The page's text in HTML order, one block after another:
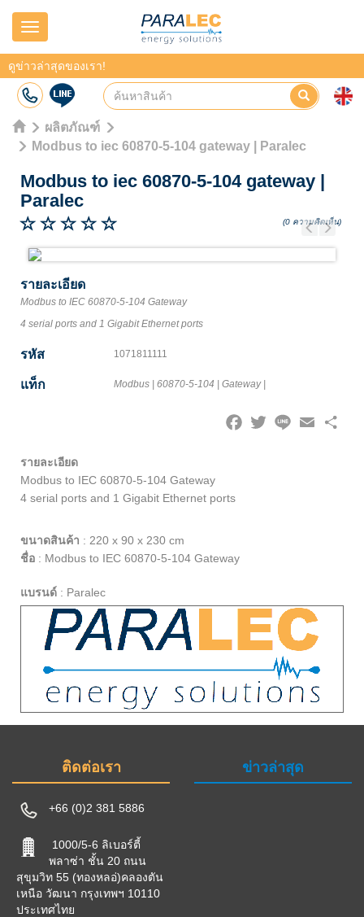
Navigation
ดูข่าวล่าสุดของเรา!
ผลิตภัณฑ์
Modbus to iec 60870-5-104 gateway | Paralec
Modbus to iec 60870-5-104 gateway |
Paralec
(0 ความคิดเห็น)
Previous
Next
รายละเอียด
Modbus to IEC 60870-5-104 Gateway
4 serial ports and 1 Gigabit Ethernet ports
รหัส 1071811111
แท็ก Modbus| 60870-5-104 Gateway|
รายละเอียด
Modbus to IEC 60870-5-104 Gateway
4 serial ports and 1 Gigabit Ethernet ports
ขนาดสินค้า : 220 x 90 x 230 cm
ชื่อ : Modbus to IEC 60870-5-104 Gateway
แบรนด์ : Paralec
ติดต่อเรา
+66 (0)2 381 5886
1000/5-6 ลิเบอร์ตี้
พลาซ่า ชั้น 20 ถนน
สุขุมวิท 55 (ทองหลอ่)คลองตัน
เหนือ วัฒนา กรุงเทพฯ 10110
ประเทศไทย
ข่าวล่าสุด